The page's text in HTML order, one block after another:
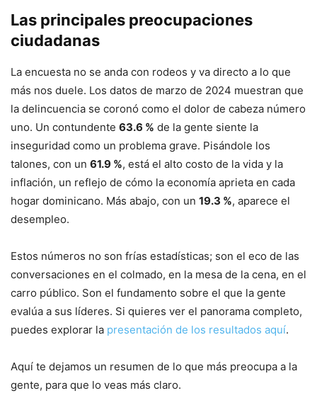
Las principales preocupaciones
ciudadanas
La encuesta no se anda con rodeos y va directo a lo que
más nos duele. Los datos de marzo de 2024 muestran que
la delincuencia se coronó como el dolor de cabeza número
uno. Un contundente 63.6 % de la gente siente la
inseguridad como un problema grave. Pisándole los
talones, con un 61.9 %, está el alto costo de la vida y la
inflación, un reflejo de cómo la economía aprieta en cada
hogar dominicano. Más abajo, con un 19.3 %, aparece el
desempleo.
Estos números no son frías estadísticas; son el eco de las
conversaciones en el colmado, en la mesa de la cena, en el
carro público. Son el fundamento sobre el que la gente
evalúa a sus líderes. Si quieres ver el panorama completo,
puedes explorar la presentación de los resultados aquí.
Aquí te dejamos un resumen de lo que más preocupa a la
gente, para que lo veas más claro.